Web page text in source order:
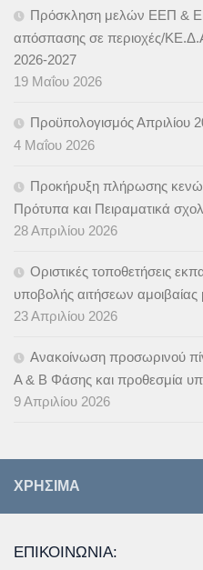
Πρόσκληση μελών ΕΕΠ &
απόσπασης σε περιοχές/
2026-2027
19 Μαΐου 2026
Προϋπολογισμός Απριλίου
4 Μαΐου 2026
Προκήρυξη πλήρωσης
Πρότυπα και Πειραματικά
28 Απριλίου 2026
Οριστικές τοποθετήσεις
υποβολής αιτήσεων αμοιβαίας
23 Απριλίου 2026
Ανακοίνωση προσωρινού
Α & B Φάσης και προθεσμία
9 Απριλίου 2026
ΧΡΉΣΙΜΑ
ΕΠΙΚΟΙΝΩΝΙΑ: